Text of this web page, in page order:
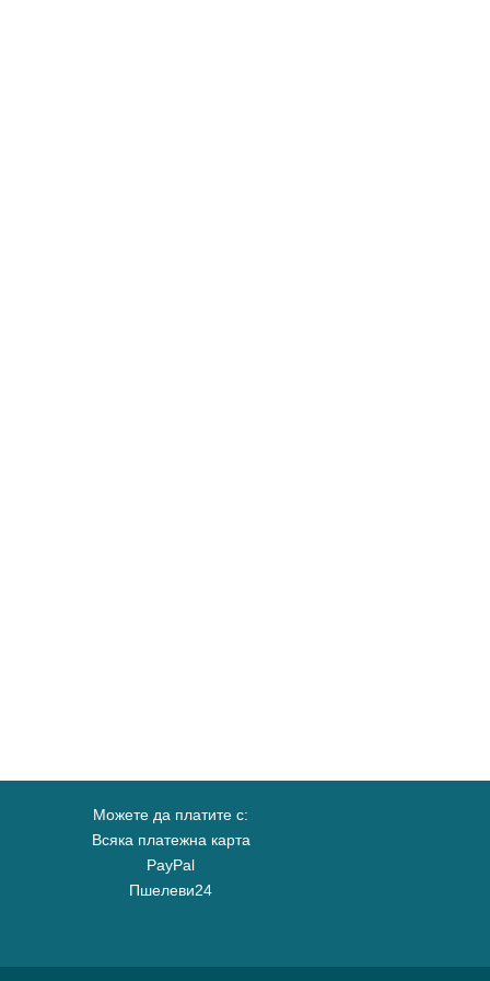
Можете да платите с:
Всяка платежна карта
PayPal
Пшелеви24